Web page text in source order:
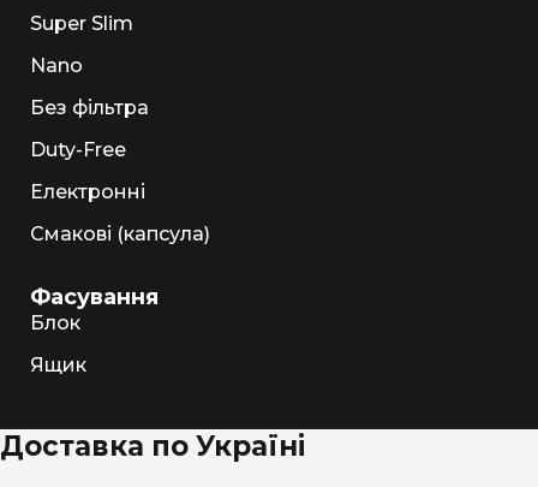
Super Slim
Nano
Без фільтра
Duty-Free
Електронні
Смакові (капсула)
Фасування
Блок
Ящик
Доставка по Україні